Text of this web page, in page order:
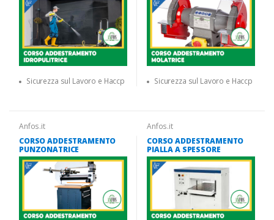
Sicurezza sul Lavoro e Haccp Sicurezza sul Lavoro e Haccp
Anfos.it
CORSO ADDESTRAMENTO
PUNZONATRICE
Anfos.it
CORSO ADDESTRAMENTO
PIALLA A SPESSORE